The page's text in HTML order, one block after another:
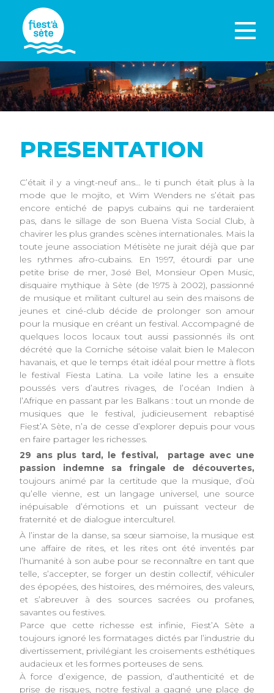
PRESENTATION
C’était il y a vingt-neuf ans... le ti punch était plus à la
mode que le mojito, et Wim Wenders ne s’était pas
encore entiché de papys cubains qui ne tarderaient
pas, dans le sillage de son Buena Vista Social Club, à
chavirer les plus grandes scènes internationales. Mais la
toute jeune association Métisète ne jurait déjà que par
les rythmes afro-cubains. En 1997, étourdi par une
petite brise de mer, José Bel, Monsieur Open Music,
disquaire mythique à Sète (de 1975 à 2002), passionné
de musique et militant culturel au sein des maisons de
jeunes et ciné-club décide de prolonger son amour
pour la musique en créant un festival. Accompagné de
quelques locos locaux tout aussi passionnés ils ont
décrété que la Corniche sétoise valait bien le Malecon
havanais, et que le temps était idéal pour mettre à flots
le festival Fiesta Latina. La voile latine les a ensuite
poussés vers d’autres rivages, de l’océan Indien à
l’Afrique en passant par les Balkans : tout un monde de
musiques que le festival, judicieusement rebaptisé
Fiest’A Sète, n’a de cesse d’explorer depuis pour vous
en faire partager les richesses.
29 ans plus tard, le festival, partage avec une
passion indemne sa fringale de découvertes,
toujours animé par la certitude que la musique, d’où
qu’elle vienne, est un langage universel, une source
inépuisable d’émotions et un puissant vecteur de
fraternité et de dialogue interculturel.
À l’instar de la danse, sa sœur siamoise, la musique est
une affaire de rites, et les rites ont été inventés par
l’humanité à son aube pour se reconnaître en tant que
telle, s’accepter, se forger un destin collectif, véhiculer
des épopées, des histoires, des mémoires, des valeurs,
et s’abreuver à des sources sacrées ou profanes,
savantes ou festives.
Parce que cette richesse est infinie, Fiest’A Sète a
toujours ignoré les formatages dictés par l’industrie du
divertissement, privilégiant les croisements esthétiques
audacieux et les formes porteuses de sens.
À force d’exigence, de passion, d’authenticité et de
prise de risques, notre festival a gagné une place de